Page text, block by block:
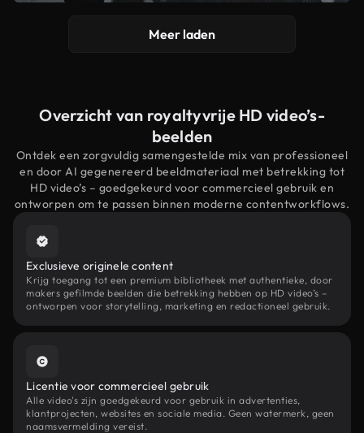
Meer laden
Overzicht van royaltyvrije HD video’s-
beelden
Ontdek een zorgvuldig samengestelde mix van professioneel
en door AI gegenereerd beeldmateriaal met betrekking tot
HD video’s – goedgekeurd voor commercieel gebruik en
ontworpen om te passen binnen moderne contentworkflows.
Exclusieve originele content
Krijg toegang tot een premium bibliotheek met authentieke, door
makers gefilmde beelden die betrekking hebben op HD video’s –
ontworpen voor storytelling, marketing en redactioneel gebruik.
Licentie voor commercieel gebruik
Alle video's zijn goedgekeurd voor gebruik in advertenties,
klantprojecten, websites en sociale media. Geen watermerk, geen
naamsvermelding vereist.